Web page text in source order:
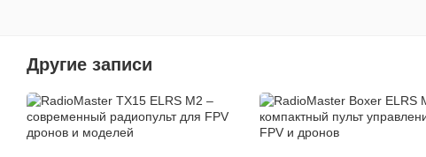
Другие записи